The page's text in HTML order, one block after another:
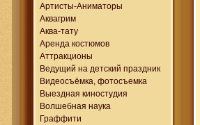
Артисты-Аниматоры
Аквагрим
Аква-тату
Аренда костюмов
Аттракционы
Ведущий на детский праздник
Видеосъёмка, фотосъемка
Выездная киностудия
Волшебная наука
Граффити